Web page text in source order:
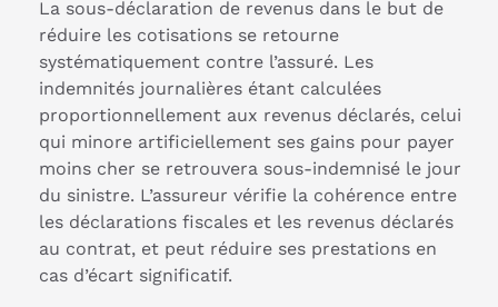
La sous-déclaration de revenus dans le but de
réduire les cotisations se retourne
systématiquement contre l’assuré. Les
indemnités journalières étant calculées
proportionnellement aux revenus déclarés, celui
qui minore artificiellement ses gains pour payer
moins cher se retrouvera sous-indemnisé le jour
du sinistre. L’assureur vérifie la cohérence entre
les déclarations fiscales et les revenus déclarés
au contrat, et peut réduire ses prestations en
cas d’écart significatif.